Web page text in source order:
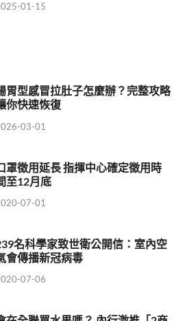
01-15
胃型感冒拉肚子怎麼辦？完整攻略
你快速恢復
03-01
罩徵用延長 指揮中心確定徵用時
至12月底
07-01
名科學家致世衛公開信：室內空
會傳播新冠病毒
07-06